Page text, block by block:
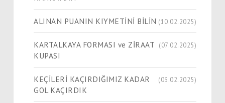
ALINAN PUANIN KIYMETİNİ BİLİN (10.02.2025)
KARTALKAYA FORMASI ve ZİRAAT
KUPASI
(07.02.2025)
KEÇİLERİ KAÇIRDIĞIMIZ KADAR
GOL KAÇIRDIK
(03.02.2025)